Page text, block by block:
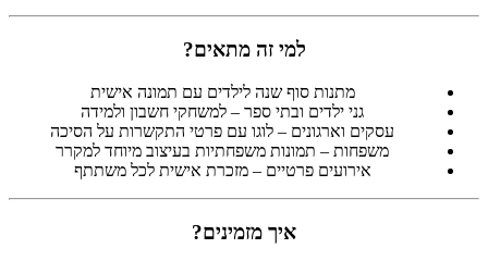
למי זה מתאים?
מתנות סוף שנה לילדים עם תמונה אישית
גני ילדים ובתי ספר – למשחקי חשבון ולמידה
עסקים וארגונים – לוגו עם פרטי התקשרות על הסיכה
משפחות – תמונות משפחתיות בעיצוב מיוחד למקרר
אירועים פרטיים – מזכרת אישית לכל משתתף
איך מזמינים?